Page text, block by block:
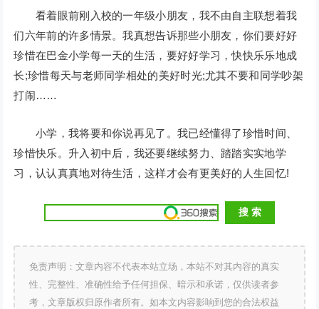
看着眼前刚入校的一年级小朋友，我不由自主联想着我
们六年前的许多情景。我真想告诉那些小朋友，你们要好好
珍惜在巴金小学每一天的生活，要好好学习，快快乐乐地成
长;珍惜每天与老师同学相处的美好时光;尤其不要和同学吵架
打闹……
小学，我将要和你说再见了。我已经懂得了珍惜时间、
珍惜快乐。升入初中后，我还要继续努力、踏踏实实地学
习，认认真真地对待生活，这样才会有更美好的人生回忆!
免责声明：文章内容不代表本站立场，本站不对其内容的真实
性、完整性、准确性给予任何担保、暗示和承诺，仅供读者参
考，文章版权归原作者所有。如本文内容影响到您的合法权益